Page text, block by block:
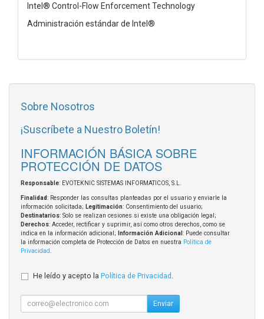
Intel® Control-Flow Enforcement Technology
Administración estándar de Intel®
Sobre Nosotros
¡Suscríbete a Nuestro Boletín!
INFORMACIÓN BÁSICA SOBRE
PROTECCIÓN DE DATOS
Responsable: EVOTEKNIC SISTEMAS INFORMATICOS, S.L.
Finalidad: Responder las consultas planteadas por el usuario y enviarle la
información solicitada; Legitimación: Consentimiento del usuario;
Destinatarios: Solo se realizan cesiones si existe una obligación legal;
Derechos: Acceder, rectificar y suprimir, así como otros derechos, como se
indica en la información adicional;
Información Adicional : Puede consultar
la información completa de Protección de Datos en nuestra Política de
Privacidad
He leído y acepto la Política de Privacidad
Enviar